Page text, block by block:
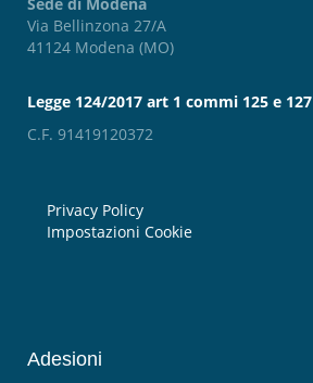
Via Bellinzona 27/A
41124 Modena (MO)
Legge 124/2017 art 1 commi 125 e 127
C.F. 91419120372
Privacy Policy
Impostazioni Cookie
Adesioni